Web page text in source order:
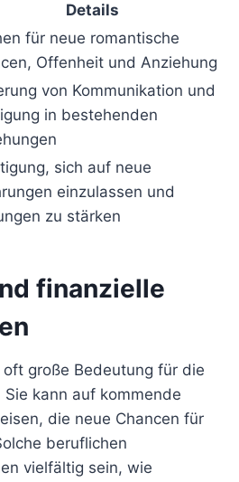
Details
für neue romantische
Offenheit und Anziehung
von Kommunikation und
in bestehenden
sich auf neue
einzulassen und
zu stärken
finanzielle
oft große Bedeutung für die
kann auf kommende
die neue Chancen für
beruflichen
vielfältig sein, wie